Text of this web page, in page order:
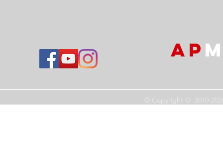
AP
© Copyright © 2010-